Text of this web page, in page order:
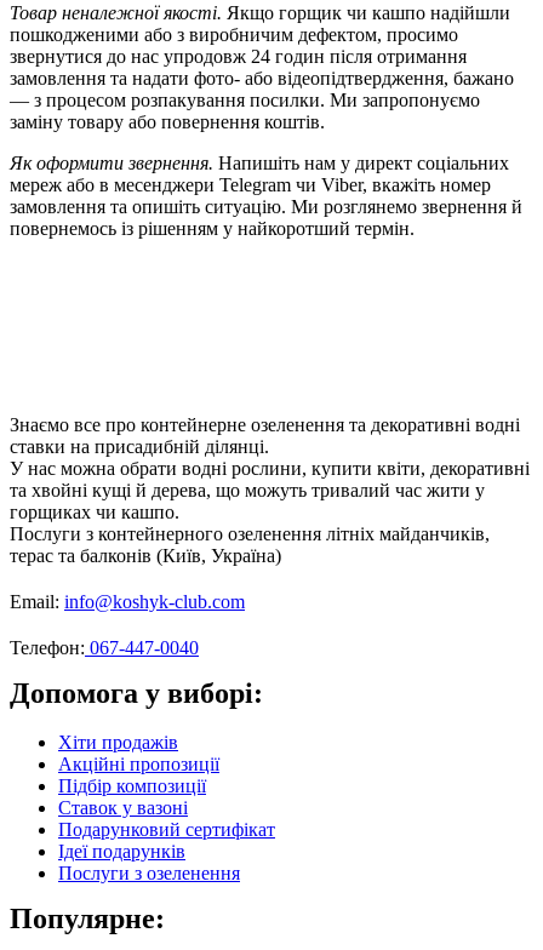
Товар неналежної якості. Якщо горщик чи кашпо надійшли
пошкодженими або з виробничим дефектом, просимо
звернутися до нас упродовж 24 годин після отримання
замовлення та надати фото- або відеопідтвердження, бажано
— з процесом розпакування посилки. Ми запропонуємо
заміну товару або повернення коштів.
Як оформити звернення. Напишіть нам у директ соціальних
мереж або в месенджери Telegram чи Viber, вкажіть номер
замовлення та опишіть ситуацію. Ми розглянемо звернення й
повернемось із рішенням у найкоротший термін.
Знаємо все про контейнерне озеленення та декоративні водні
ставки на присадибній ділянці.
У нас можна обрати водні рослини, купити квіти, декоративні
та хвойні кущі й дерева, що можуть тривалий час жити у
горщиках чи кашпо.
Послуги з контейнерного озеленення літніх майданчиків,
терас та балконів (Київ, Україна)
Email: info@koshyk-club.com
Телефон: 067-447-0040
Допомога у виборі:
Хіти продажів
Акційні пропозиції
Підбір композиції
Ставок у вазоні
Подарунковий сертифікат
Ідеї подарунків
Послуги з озеленення
Популярне: